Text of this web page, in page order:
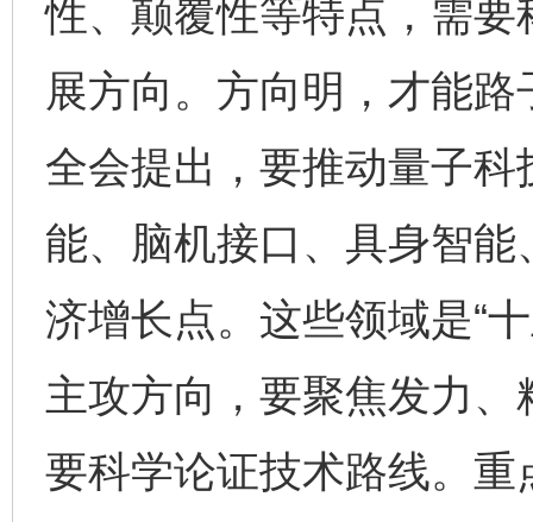
性、颠覆性等特点，需
展方向。方向明，才能
全会提出，要推动量子
能、脑机接口、具身智
济增长点。这些领域是“
主攻方向，要聚焦发力
要科学论证技术路线。